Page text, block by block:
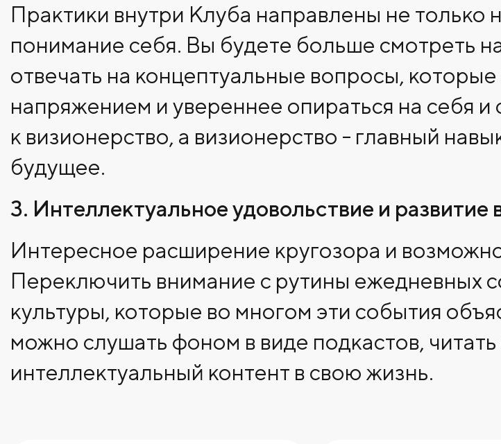
Практики внутри Клуба направлены не только
понимание себя. Вы будете больше смотреть
отвечать на концептуальные вопросы,
напряжением и увереннее опираться на себя
к визионерство, а визионерство - главный
будущее.
3. Интеллектуальное удовольствие и
Интересное расширение кругозора и
Переключить внимание с рутины ежедневных
культуры, которые во многом эти события
можно слушать фоном в виде подкастов,
интеллектуальный контент в свою жизнь.